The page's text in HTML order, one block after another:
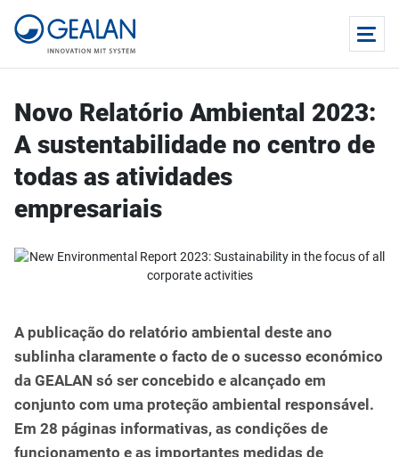
Novo Relatório Ambiental 2023:
A sustentabilidade no centro de
todas as atividades
empresariais
A publicação do relatório ambiental deste ano
sublinha claramente o facto de o sucesso económico
da GEALAN só ser concebido e alcançado em
conjunto com uma proteção ambiental responsável.
Em 28 páginas informativas, as condições de
funcionamento e as importantes medidas de